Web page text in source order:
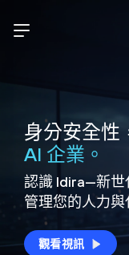
身分安全性
AI 企業。
認識 Idira—新
管理您的人力
觀看視訊